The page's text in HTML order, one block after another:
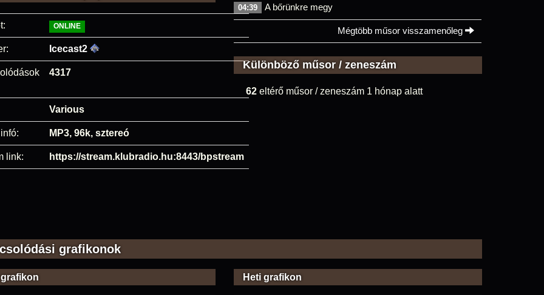
ONLINE
Icecast2
4317
Various
MP3, 96k, sztereó
link: https://stream.klubradio.hu:8443/bpstream
04:39 A bőrünkre megy
Mégtöbb műsor visszamenőleg
Különböző műsor / zeneszám
62 eltérő műsor / zeneszám 1 hónap alatt
grafikonok
Heti grafikon